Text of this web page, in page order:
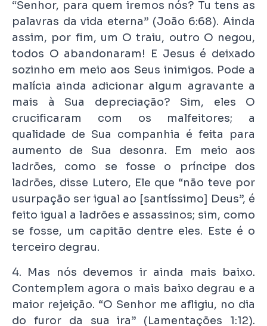
“Senhor, para quem iremos nós? Tu tens as
palavras da vida eterna” (João 6:68). Ainda
assim, por fim, um O traiu, outro O negou,
todos O abandonaram! E Jesus é deixado
sozinho em meio aos Seus inimigos. Pode a
malícia ainda adicionar algum agravante a
mais à Sua depreciação? Sim, eles O
crucificaram com os malfeitores; a
qualidade de Sua companhia é feita para
aumento de Sua desonra. Em meio aos
ladrões, como se fosse o príncipe dos
ladrões, disse Lutero, Ele que “não teve por
usurpação ser igual ao [santíssimo] Deus”, é
feito igual a ladrões e assassinos; sim, como
se fosse, um capitão dentre eles. Este é o
terceiro degrau.
4. Mas nós devemos ir ainda mais baixo.
Contemplem agora o mais baixo degrau e a
maior rejeição. “O Senhor me afligiu, no dia
do furor da sua ira” (Lamentações 1:12).